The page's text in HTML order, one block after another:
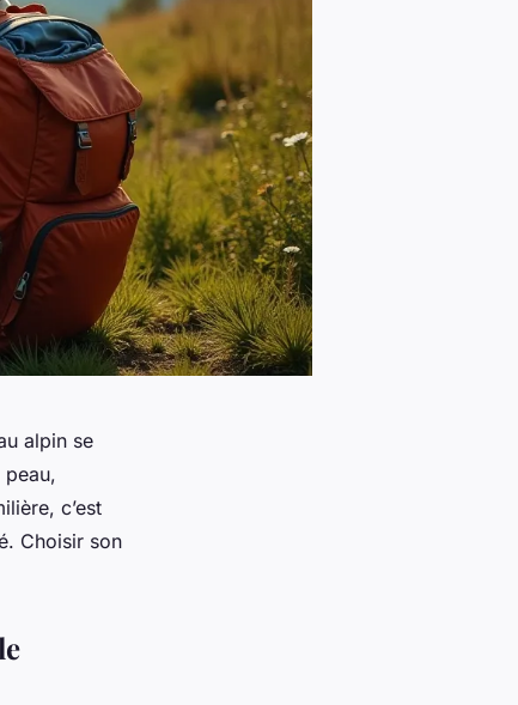
alpin se
c’est
Choisir son